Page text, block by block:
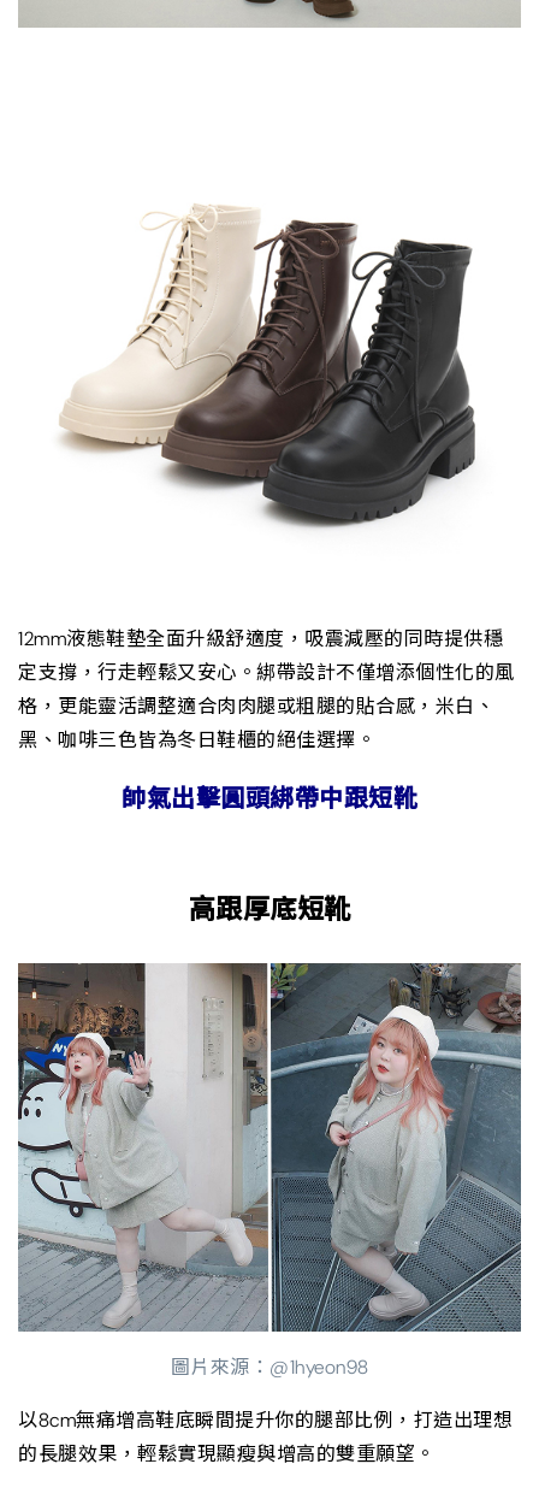
12mm液態鞋墊全面升級舒適度，吸震減壓的同時提供穩
定支撐，行走輕鬆又安心。綁帶設計不僅增添個性化的風
格，更能靈活調整適合肉肉腿或粗腿的貼合感，米白、
黑、咖啡三色皆為冬日鞋櫃的絕佳選擇。
帥氣出擊圓頭綁帶中跟短靴
高跟厚底短靴
圖片來源：@1hyeon98
以8cm無痛增高鞋底瞬間提升你的腿部比例，打造出理想
的長腿效果，輕鬆實現顯瘦與增高的雙重願望。